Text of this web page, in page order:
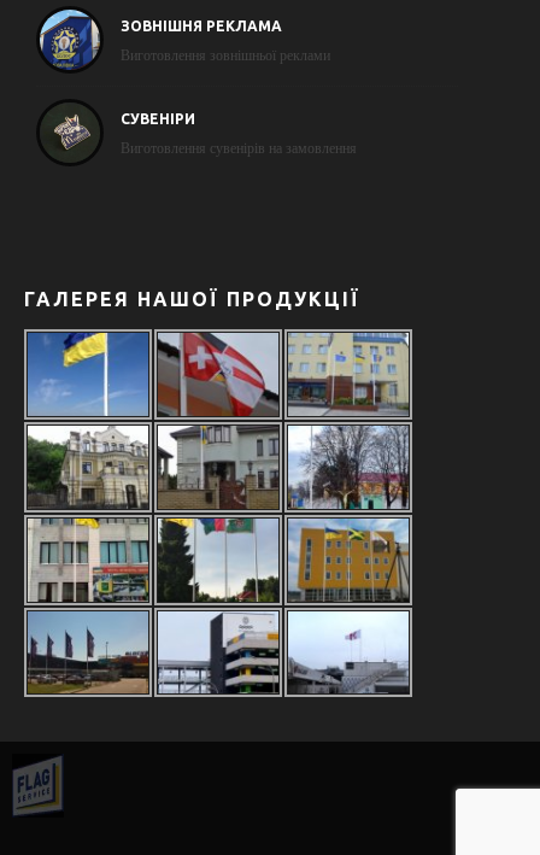
ЗОВНІШНЯ РЕКЛАМА
Виготовлення зовнішньої реклами
СУВЕНІРИ
Виготовлення сувенірів на замовлення
ГАЛЕРЕЯ НАШОЇ ПРОДУКЦІЇ